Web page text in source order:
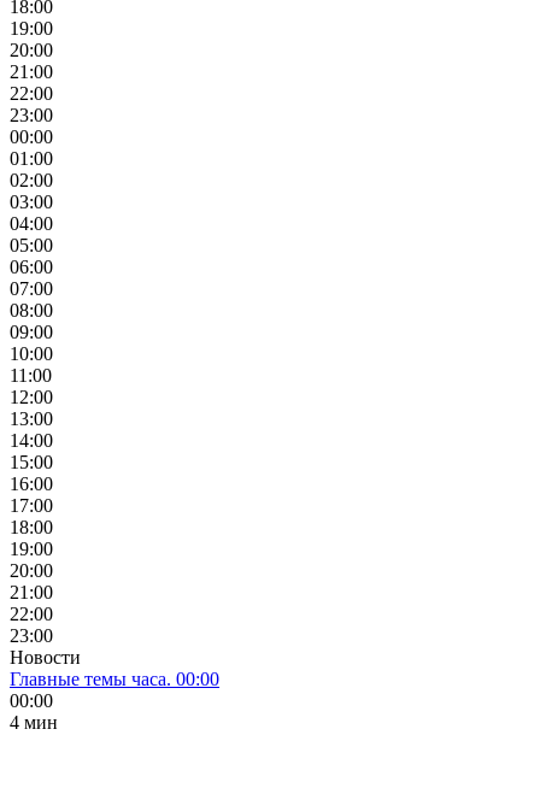
18:00
19:00
20:00
21:00
22:00
23:00
00:00
01:00
02:00
03:00
04:00
05:00
06:00
07:00
08:00
09:00
10:00
11:00
12:00
13:00
14:00
15:00
16:00
17:00
18:00
19:00
20:00
21:00
22:00
23:00
Новости
Главные темы часа. 00:00
00:00
4 мин